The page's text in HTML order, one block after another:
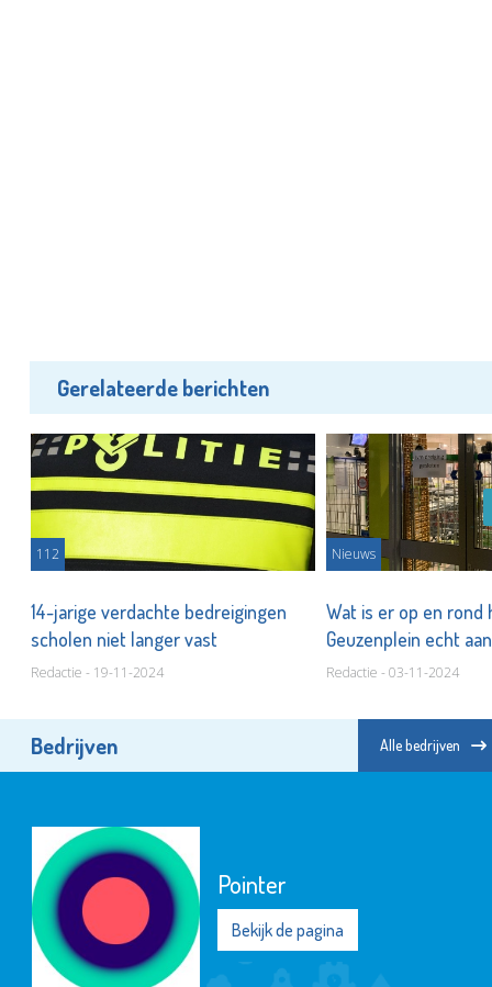
Gerelateerde berichten
112
14-jarige verdachte bedreigingen
scholen niet langer vast
Redactie - 19-11-2024
Nieuws
Wat is er op en rond
Geuzenplein echt
Redactie - 03-11-2024
Bedrijven Alle bedrijven
Pointer
Bekijk de pagina